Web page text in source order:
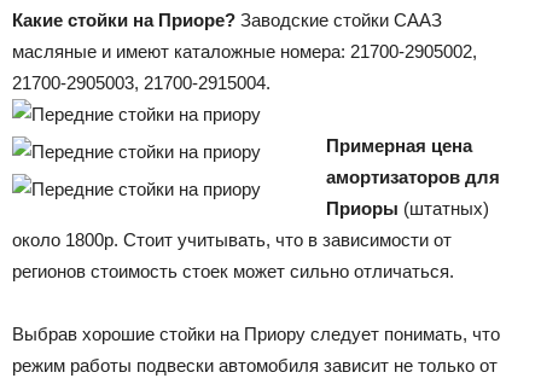
Какие стойки на Приоре? Заводские стойки СААЗ
масляные и имеют каталожные номера: 21700-2905002,
21700-2905003, 21700-2915004.
Примерная цена
амортизаторов для
Приоры (штатных)
около 1800р. Стоит учитывать, что в зависимости от
регионов стоимость стоек может сильно отличаться.
Выбрав хорошие стойки на Приору следует понимать, что
режим работы подвески автомобиля зависит не только от